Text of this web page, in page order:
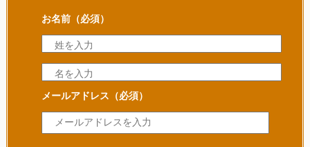
お名前（必須）
メールアドレス （必須）